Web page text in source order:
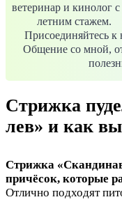
ветеринар и кинолог с
летним стажем.
Присоединяйтесь
Общение со мной,
Стрижка
лев» и как
Стрижка
причёсок, которые
Отлично подходят